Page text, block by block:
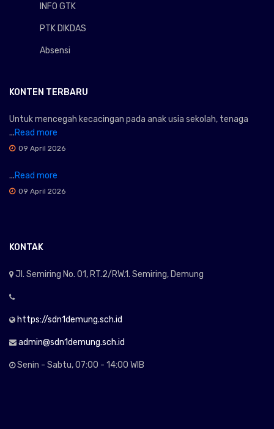
INFO GTK
PTK DIKDAS
Absensi
KONTEN TERBARU
Untuk mencegah kecacingan pada anak usia sekolah, tenaga
...Read more
09 April 2026
...Read more
09 April 2026
KONTAK
Jl. Semiring No. 01, RT.2/RW.1. Semiring, Demung
https://sdn1demung.sch.id
admin@sdn1demung.sch.id
Senin - Sabtu, 07:00 - 14:00 WIB